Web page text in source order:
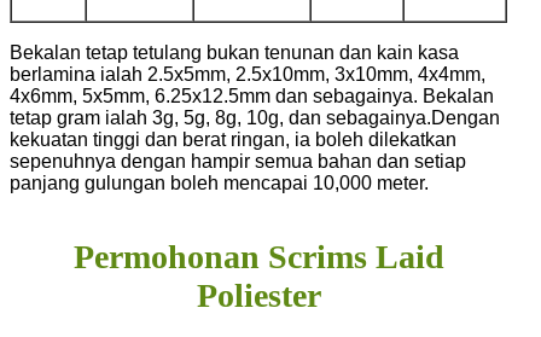
Bekalan tetap tetulang bukan tenunan dan kain kasa
berlamina ialah 2.5x5mm, 2.5x10mm, 3x10mm, 4x4mm,
4x6mm, 5x5mm, 6.25x12.5mm dan sebagainya. Bekalan
tetap gram ialah 3g, 5g, 8g, 10g, dan sebagainya.Dengan
kekuatan tinggi dan berat ringan, ia boleh dilekatkan
sepenuhnya dengan hampir semua bahan dan setiap
panjang gulungan boleh mencapai 10,000 meter.
Permohonan Scrims Laid
Poliester